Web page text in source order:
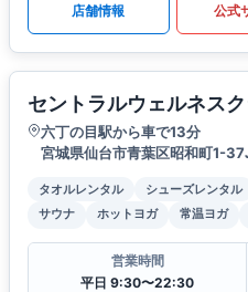
店舗情報 公式
セントラルウェルネス
六丁の目駅から車で13分
宮城県仙台市青葉区昭和町1-
タオルレンタル シューズレンタル
サウナ
ホットヨガ 常温ヨガ
営業時間
平日 9:30〜22:30